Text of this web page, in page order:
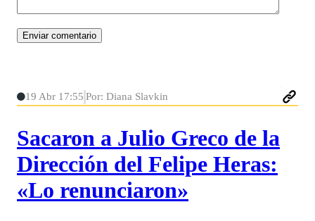
19 Abr 17:55 Por: Diana Slavkin
Sacaron a Julio Greco de la
Dirección del Felipe Heras:
«Lo renunciaron»